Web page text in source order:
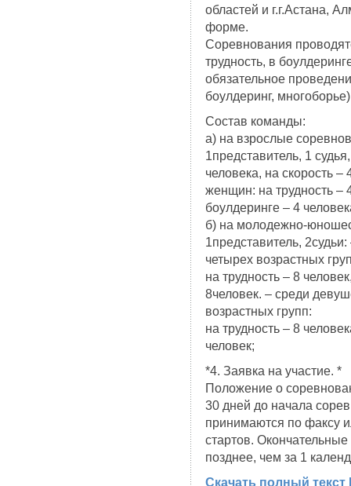
областей и г.г.Астана,
форме.
Соревнования
трудность, в
обязательное
боулдеринг,
Cостав команды:
а) на взрослые
1представитель, 1
человека, на скорость
женщин: на трудность –
боулдеринге – 4
б) на молодежно-
1представитель,
четырех возрастных
на трудность – 8
8человек. – среди
возрастных групп:
на трудность – 8
человек;
*4. Заявка на участие. *
Положение о
30 дней до начала
принимаются по факсу
стартов.
позднее, чем за 1
Скачать полный